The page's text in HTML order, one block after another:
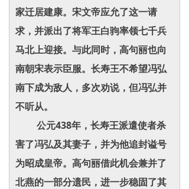
家迁居建康。宋文帝应允了这一请
求，并派出了将军王白驹率领七千兵
马北上迎接。与此同时，高句丽也向
南朝宋表示臣服。长寿王不希望冯弘
南下成为敌人，多次劝说，但冯弘并
不听从。
公元438年，长寿王派遣使者杀
害了冯弘及其妻子，并为他追封谥号
为昭成皇帝。高句丽借此机会兼并了
北燕的一部分遗民，进一步稳固了其